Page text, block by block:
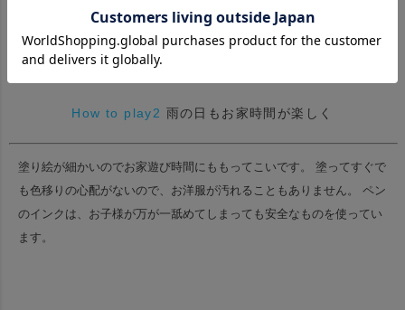
How to play2 雨の日もお家時間が楽しく
塗り絵が細かいのでお家遊び時間にももってこいです。
塗ってすぐで
も色移りの心配がないので、お洋服が汚れることもありません。
ペン
のインクは、お子様が万が一舐めてしまっても安全なものを使ってい
ます。